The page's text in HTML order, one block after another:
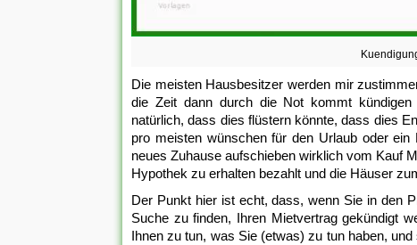
Die meisten Hausbesitzer werden mir
die Zeit dann durch die Not kommt
natürlich, dass dies flüstern könnte, dass dies
pro meisten wünschen für den Urlaub oder
neues Zuhause aufschieben wirklich vom Kauf
Hypothek zu erhalten bezahlt und die Häuser
Der Punkt hier ist echt, dass, wenn Sie in den
Suche zu finden, Ihren Mietvertrag gekündigt
Ihnen zu tun, was Sie (etwas) zu tun haben,